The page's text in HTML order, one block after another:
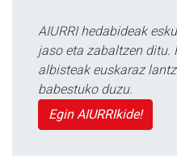
AIURRI hedabideak
jaso eta zabaltzen ditu.
albisteak euskaraz
babestuko duzu.
Egin AIURRIkide!